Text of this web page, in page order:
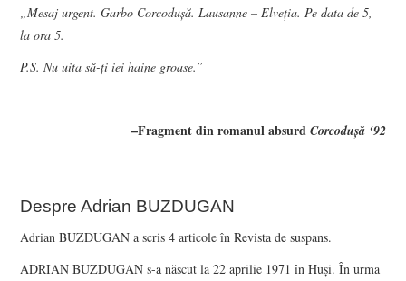
„Mesaj urgent. Garbo Corcoduşă. Lausanne – Elveţia. Pe data de 5,
la ora 5.
P.S. Nu uita să-ţi iei haine groase.”
–Fragment din romanul absurd Corcoduşă ‘92
Despre Adrian BUZDUGAN
Adrian BUZDUGAN a scris 4 articole în Revista de suspans.
ADRIAN BUZDUGAN s-a născut la 22 aprilie 1971 în Huşi. În urma